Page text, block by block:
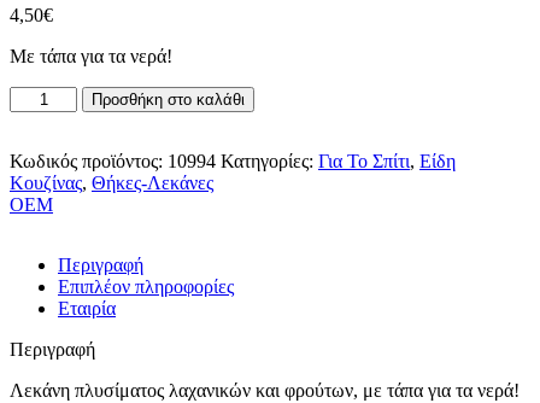
4,50€
Με τάπα για τα νερά!
Προσθήκη στο καλάθι
Κωδικός προϊόντος: 10994 Κατηγορίες: Για Το Σπίτι, Είδη
Κουζίνας, Θήκες-Λεκάνες
OEM
Περιγραφή
Επιπλέον πληροφορίες
Εταιρία
Περιγραφή
Λεκάνη πλυσίματος λαχανικών και φρούτων, με τάπα για τα νερά!